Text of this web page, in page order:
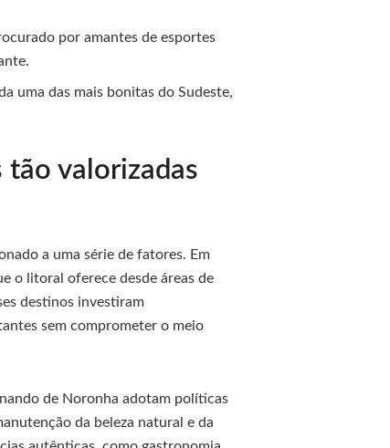
por amantes de esportes
uma das mais bonitas do Sudeste,
tão valorizadas
a uma série de fatores. Em
o litoral oferece desde áreas de
destinos investiram
sem comprometer o meio
de Noronha adotam políticas
da beleza natural e da